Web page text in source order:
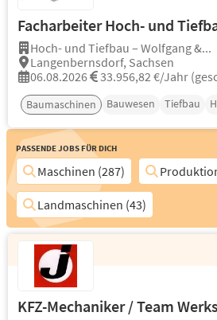
Facharbeiter Hoch- und
Hoch- und Tiefbau – Wolfgang &...
Langenbernsdorf, Sachsen
06.08.2026
33.956,82 €/Jahr
Baumaschinen Bauwesen Tiefbau
Passende Jobs für Dich
Maschinen (287)
Landmaschinen (43)
KFZ-Mechaniker / Team